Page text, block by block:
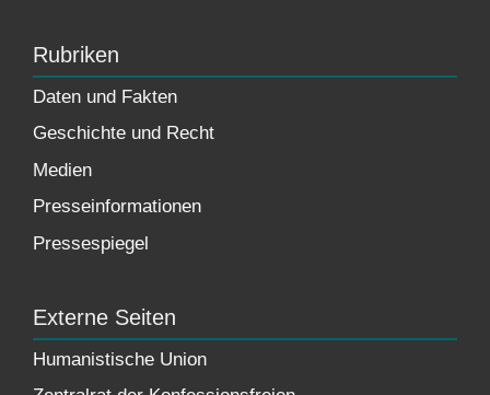
Rubriken
Daten und Fakten
Geschichte und Recht
Medien
Presseinformationen
Pressespiegel
Externe Seiten
Humanistische Union